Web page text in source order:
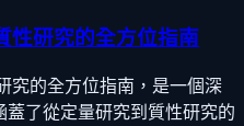
性研究的全方位指南
究的全方位指南，是一個深
蓋了從定量研究到質性研究的